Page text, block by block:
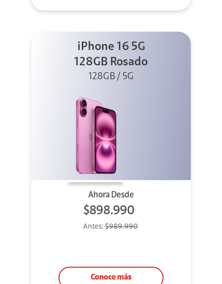
iPhone 16 5G
128GB Rosado
128GB / 5G
Ahora Desde
$898.990
Antes:$989.990
Conoce más